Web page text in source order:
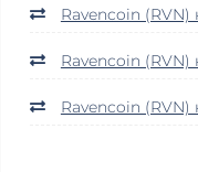
Ravencoin
Ravencoin (RVN)
Ravencoin